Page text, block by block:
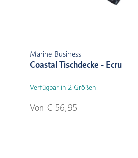
Marine Business
Coastal Tischdecke - Ecru
Verfügbar in 2 Größen
Von € 56,95